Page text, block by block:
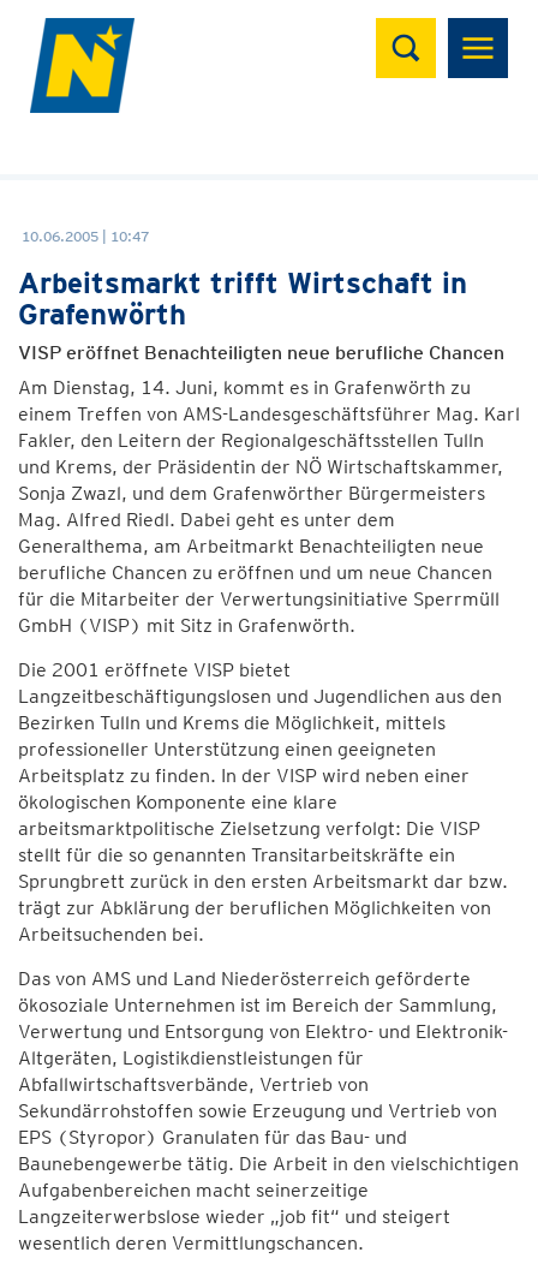
Suchen
10.06.2005 | 10:47
Arbeitsmarkt trifft Wirtschaft in
Grafenwörth
VISP eröffnet Benachteiligten neue berufliche Chancen
Am Dienstag, 14. Juni, kommt es in Grafenwörth zu
einem Treffen von AMS-Landesgeschäftsführer Mag. Karl
Fakler, den Leitern der Regionalgeschäftsstellen Tulln
und Krems, der Präsidentin der NÖ Wirtschaftskammer,
Sonja Zwazl, und dem Grafenwörther Bürgermeisters
Mag. Alfred Riedl. Dabei geht es unter dem
Generalthema, am Arbeitmarkt Benachteiligten neue
berufliche Chancen zu eröffnen und um neue Chancen
für die Mitarbeiter der Verwertungsinitiative Sperrmüll
GmbH (VISP) mit Sitz in Grafenwörth.
Die 2001 eröffnete VISP bietet
Langzeitbeschäftigungslosen und Jugendlichen aus den
Bezirken Tulln und Krems die Möglichkeit, mittels
professioneller Unterstützung einen geeigneten
Arbeitsplatz zu finden. In der VISP wird neben einer
ökologischen Komponente eine klare
arbeitsmarktpolitische Zielsetzung verfolgt: Die VISP
stellt für die so genannten Transitarbeitskräfte ein
Sprungbrett zurück in den ersten Arbeitsmarkt dar bzw.
trägt zur Abklärung der beruflichen Möglichkeiten von
Arbeitsuchenden bei.
Das von AMS und Land Niederösterreich geförderte
ökosoziale Unternehmen ist im Bereich der Sammlung,
Verwertung und Entsorgung von Elektro- und Elektronik-
Altgeräten, Logistikdienstleistungen für
Abfallwirtschaftsverbände, Vertrieb von
Sekundärrohstoffen sowie Erzeugung und Vertrieb von
EPS (Styropor) Granulaten für das Bau- und
Baunebengewerbe tätig. Die Arbeit in den vielschichtigen
Aufgabenbereichen macht seinerzeitige
Langzeiterwerbslose wieder „job fit“ und steigert
wesentlich deren Vermittlungschancen.